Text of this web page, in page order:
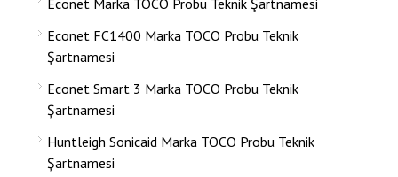
Econet Marka TOCO Probu Teknik Şartnamesi
Econet FC1400 Marka TOCO Probu Teknik
Şartnamesi
Econet Smart 3 Marka TOCO Probu Teknik
Şartnamesi
Huntleigh Sonicaid Marka TOCO Probu Teknik
Şartnamesi